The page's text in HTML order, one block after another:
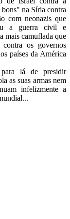
na Síria contra
com neonazis que
a guerra civil e
mais camuflada que
os governos
países da América
lá de presidir
as suas armas nem
infelizmente a